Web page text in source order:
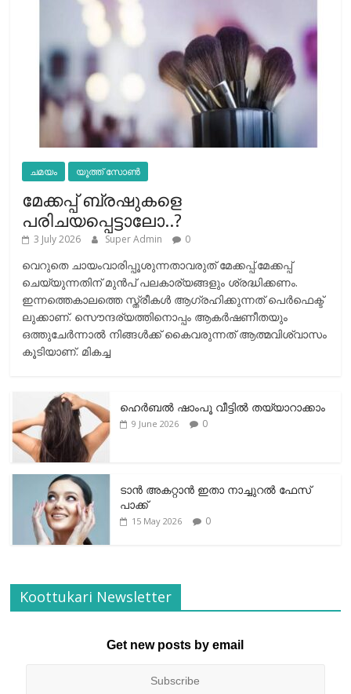
ചമയം യൂത്ത് സോൺ
മേക്കപ്പ് ബ്രഷുകളെ
പരിചയപ്പെട്ടാലോ..?
3 July 2026 Super Admin 0
വെറുതെ ചായംവാരിപ്പൂശുന്നതാവരുത് മേക്കപ്പ്.മേക്കപ്പ്
ചെയ്യുന്നതിന് മുന്‍പ് പലകാര്യങ്ങളും ശ്രദ്ധിക്കണം.
ഇന്നത്തെകാലത്തെ സ്ത്രീകള്‍ ആഗ്രഹിക്കുന്നത് പെര്‍ഫെക്ട്
ലുക്കാണ്. സൌന്ദര്യത്തിനൊപ്പം ആകര്‍ഷണീതയും
ഒത്തുചേര്‍ന്നാല്‍ നിങ്ങള്‍ക്ക് കൈവരുന്നത് ആത്മവിശ്വാസം
കൂടിയാണ്. മികച്ച
ഹെര്‍ബല്‍ ഷാംപൂ വീട്ടില്‍ തയ്യാറാക്കാം
9 June 2026 0
ടാന്‍ അകറ്റാന്‍ ഇതാ നാച്ചുറല്‍ ഫേസ്
പാക്ക്
15 May 2026 0
Koottukari Newsletter
Get new posts by email